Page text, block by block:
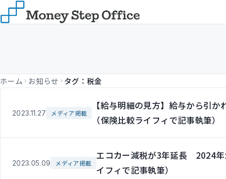
ホーム お知らせ タグ：税金
2023.11.27 メディア掲載
【給与明細の見方】給与から引
（保険比較ライフィで記事執筆）
2023.05.09 メディア掲載
エコカー減税が3年延長 2024年
イフィで記事執筆）